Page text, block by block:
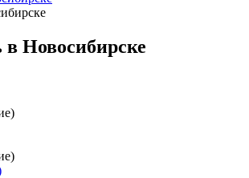
Новосибирске